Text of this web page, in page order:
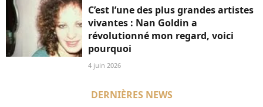
C’est l’une des plus grandes artistes
vivantes : Nan Goldin a
révolutionné mon regard, voici
pourquoi
4 juin 2026
DERNIÈRES NEWS